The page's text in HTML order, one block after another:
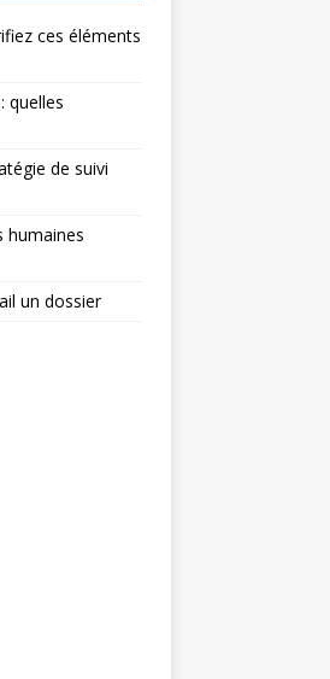
ces éléments
quelles
de suivi
humaines
un dossier